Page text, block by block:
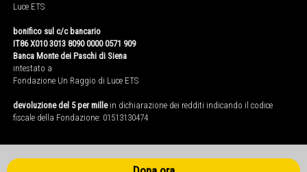
Luce ETS
bonifico sul c/c bancario
IT86 X010 3013 8090 0000 0571 909
Banca Monte dei Paschi di Siena
intestato a
Fondazione Un Raggio di Luce ETS
devoluzione del 5 per millein dichiarazione dei redditi indicando il codice
fiscale della Fondazione: 01513130474